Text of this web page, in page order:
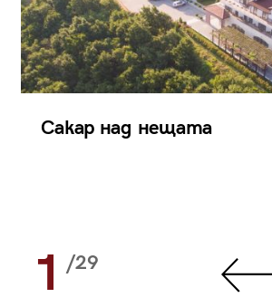
Сакар над нещата
1 /29